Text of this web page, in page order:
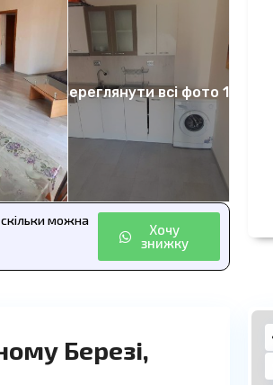
Переглянути всі фото 10
скільки можна
Хочу
знижку
Березі,